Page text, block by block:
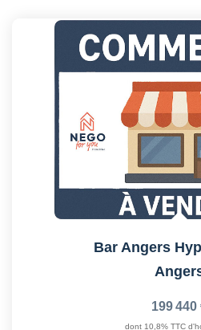
Bar Angers
199 440
dont 10,8% TTC